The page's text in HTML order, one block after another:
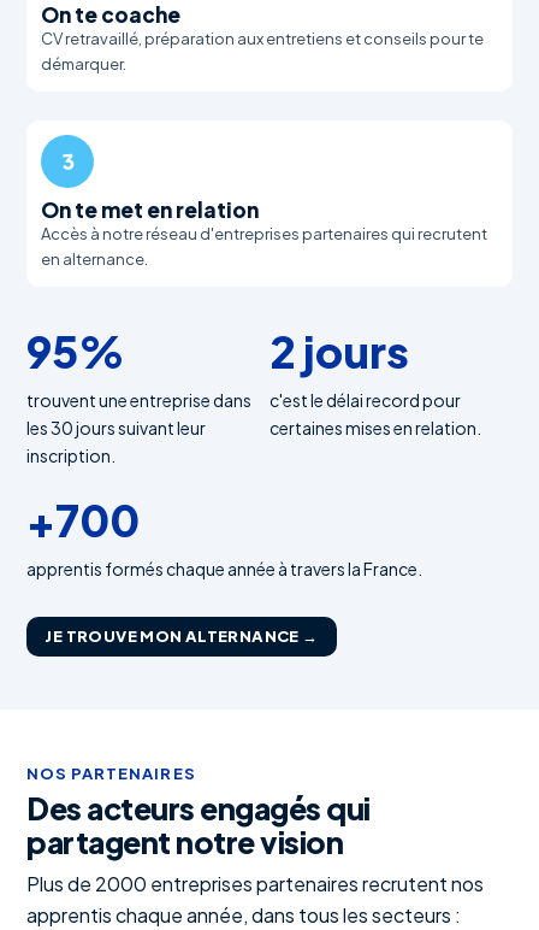
On te coache
CV retravaillé, préparation aux entretiens et conseils pour te
démarquer.
3
On te met en relation
Accès à notre réseau d'entreprises partenaires qui recrutent
en alternance.
95%
trouvent une entreprise dans
les 30 jours suivant leur
inscription.
2 jours
c'est le délai record pour
certaines mises en relation.
+700
apprentis formés chaque année à travers la France.
JE TROUVE MON ALTERNANCE →
NOS PARTENAIRES
Des acteurs engagés qui
partagent notre vision
Plus de 2000 entreprises partenaires recrutent nos
apprentis chaque année, dans tous les secteurs :